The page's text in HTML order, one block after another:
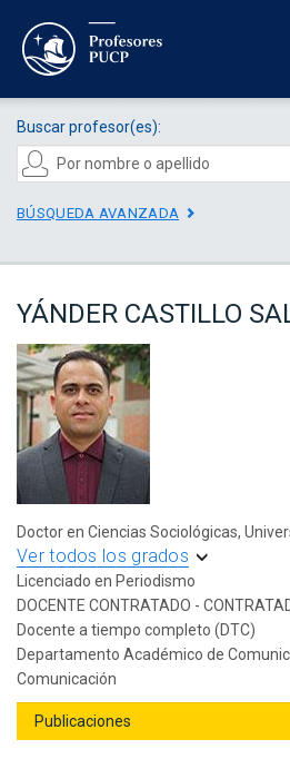
Buscar profesor(es):
BÚSQUEDA AVANZADA
YÁNDER CASTILLO
Doctor en Ciencias Sociológicas,
Ver todos los grados
Licenciado en Periodismo
DOCENTE CONTRATADO -
Docente a tiempo completo (DTC)
Departamento Académico de
Comunicación